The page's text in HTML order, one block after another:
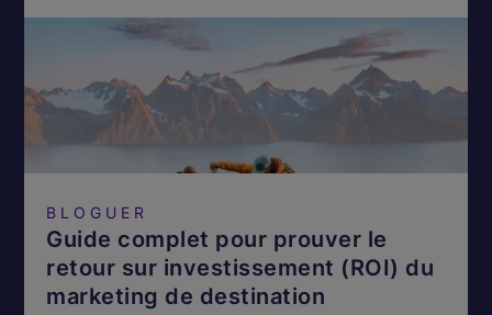
BLOGUER
Guide complet pour prouver le
retour sur investissement (ROI) du
marketing de destination